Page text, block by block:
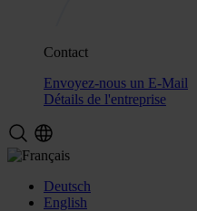
Contact
Envoyez-nous un E-Mail
Détails de l'entreprise
Deutsch
English